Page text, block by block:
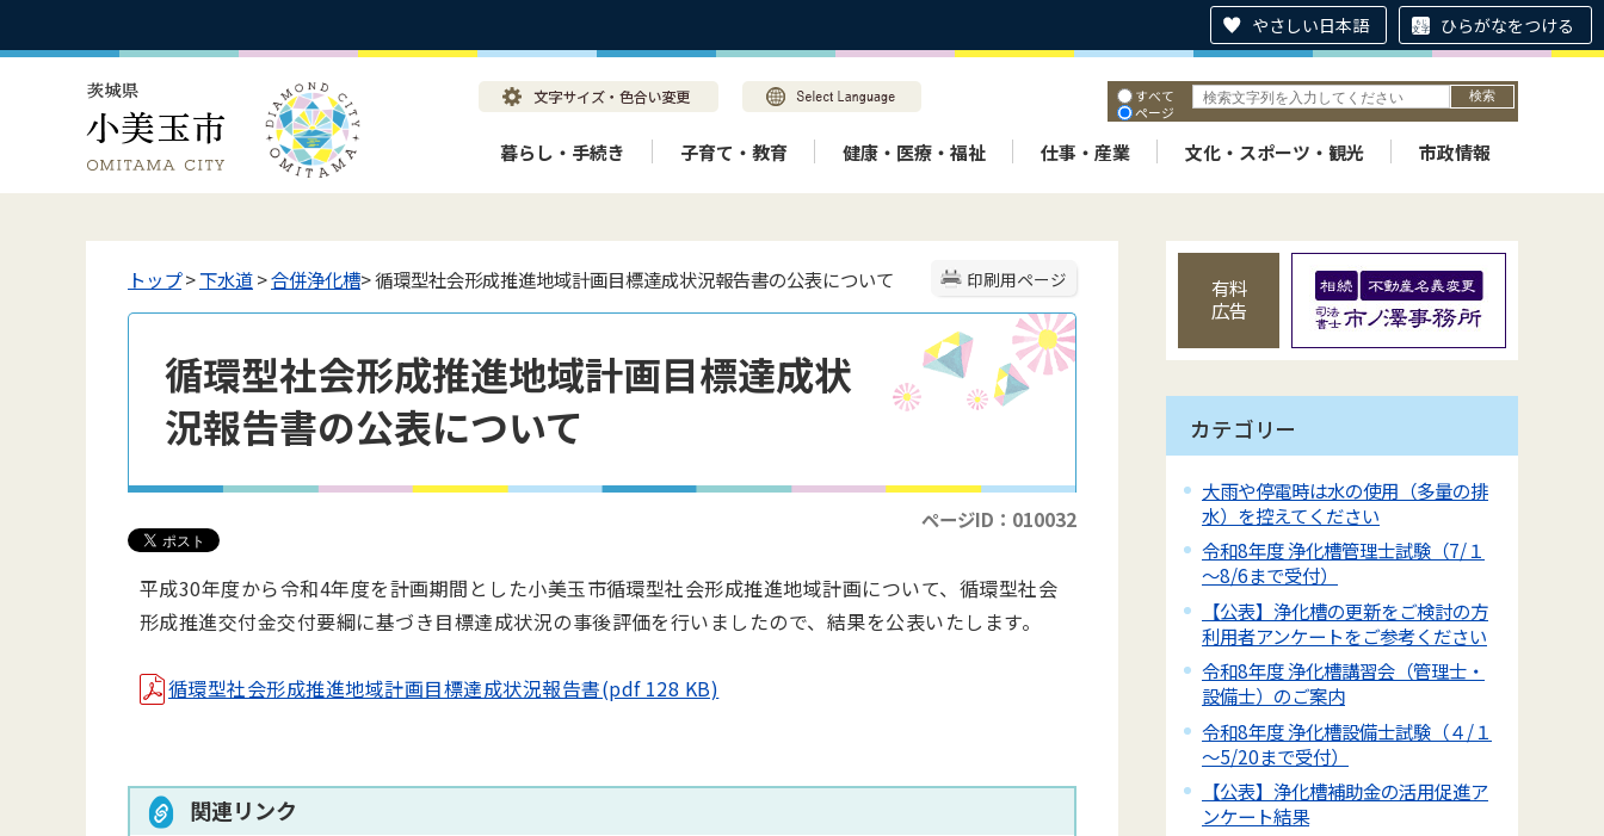
やさしい日本語 ひらがなをつける
すべて
ページ
暮らし・手続き 子育て・教育 健康・医療・福祉 仕事・産業 文化・スポーツ・観光 市政情報
印刷用ページ
トップ>下水道>合併浄化槽> 循環型社会形成推進地域計画目標達成状況報告書の公表について
循環型社会形成推進地域計画目標達成状
況報告書の公表について
ページID：010032
平成30年度から令和4年度を計画期間とした小美玉市循環型社会形成推進地域計画について、循環型社会
形成推進交付金交付要綱に基づき目標達成状況の事後評価を行いましたので、結果を公表いたします。
循環型社会形成推進地域計画目標達成状況報告書(pdf 128 KB)
関連リンク
有料
広告
カテゴリー
大雨や停電時は水の使用（多量の排
水）を控えてください
令和8年度 浄化槽管理士試験（7/１
～8/6まで受付）
【公表】浄化槽の更新をご検討の方
利用者アンケートをご参考ください
令和8年度 浄化槽講習会（管理士・
設備士）のご案内
令和8年度 浄化槽設備士試験（４/１
～5/20まで受付）
【公表】浄化槽補助金の活用促進ア
ンケート結果